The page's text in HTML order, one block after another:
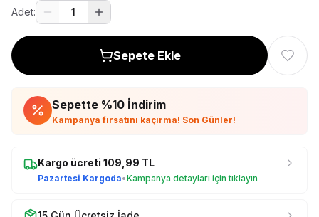
Adet: 1
Sepete Ekle
Sepette %10 İndirim
Kampanya fırsatını kaçırma! Son Günler!
Kargo ücreti 109,99 TL
Pazartesi Kargoda•Kampanya detayları için tıklayın